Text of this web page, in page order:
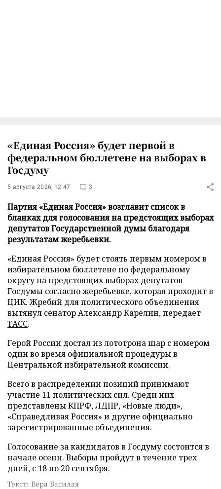
«Единая Россия» будет первой в
федеральном бюллетене на выборах в
Госдуму
5 августа 2026, 12:47 3
Партия «Единая Россия» возглавит список в
бланках для голосования на предстоящих выборах
депутатов Государственной думы благодаря
результатам жеребьевки.
«Единая Россия» будет стоять первым номером в
избирательном бюллетене по федеральному
округу на предстоящих выборах депутатов
Госдумы согласно жеребьевке, которая проходит в
ЦИК. Жребий для политического объединения
вытянул сенатор Александр Карелин, передает
ТАСС.
Герой России достал из лототрона шар с номером
один во время официальной процедуры в
Центральной избирательной комиссии.
Всего в распределении позиций принимают
участие 11 политических сил. Среди них
представлены КПРФ, ЛДПР, «Новые люди»,
«Справедливая Россия» и другие официально
зарегистрированные объединения.
Голосование за кандидатов в Госдуму состоится в
начале осени. Выборы пройдут в течение трех
дней, с 18 по 20 сентября.
Текст: Вера Басилая